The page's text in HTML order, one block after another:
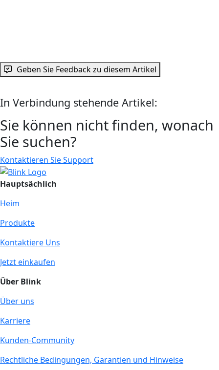
Geben Sie Feedback zu diesem Artikel
In Verbindung stehende Artikel:
Sie können nicht finden, wonach
Sie suchen?
Kontaktieren Sie Support
Hauptsächlich
Heim
Produkte
Kontaktiere Uns
Jetzt einkaufen
Über Blink
Über uns
Karriere
Kunden-Community
Rechtliche Bedingungen, Garantien und Hinweise